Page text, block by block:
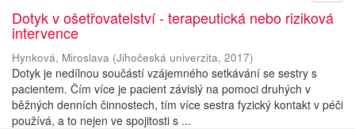
Dotyk v ošetřovatelství - terapeutická nebo riziková
intervence
Hynková, Miroslava (Jihočeská univerzita, 2017)
Dotyk je nedílnou součástí vzájemného setkávání se sestry s
pacientem. Čím více je pacient závislý na pomoci druhých v
běžných denních činnostech, tím více sestra fyzický kontakt v péči
používá, a to nejen ve spojitosti s ...